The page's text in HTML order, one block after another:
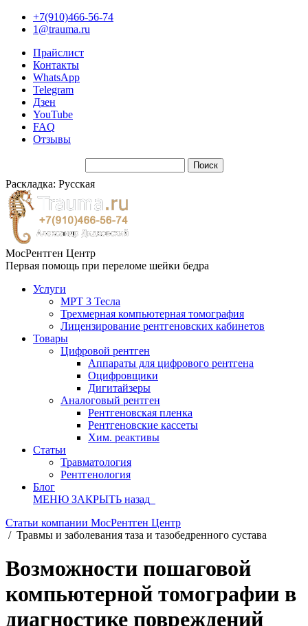
+7(910)466-56-74
1@trauma.ru
Прайслист
Контакты
WhatsApp
Telegram
Дзен
YouTube
FAQ
Отзывы
Раскладка: Русская
МосРентген Центр
Первая помощь при переломе шейки бедра
Услуги
МРТ 3 Тесла
Трехмерная компьютерная томография
Лицензирование рентгеновских кабинетов
Товары
Цифровой рентген
Аппараты для цифрового рентгена
Оцифровщики
Дигитайзеры
Аналоговый рентген
Рентгеновская пленка
Рентгеновские кассеты
Хим. реактивы
Статьи
Травматология
Рентгенология
Блог
МЕНЮ ЗАКРЫТЬ назад
Статьи компании МосРентген Центр
/ Травмы и заболевания таза и тазобедренного сустава
Возможности пошаговой
компьютерной томографии в
диагностике повреждений